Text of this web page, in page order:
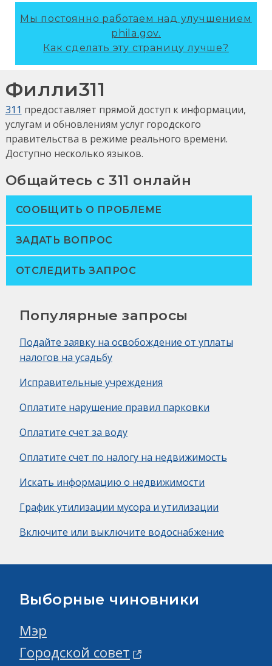
Мы постоянно работаем над улучшением
phila.gov.
Как сделать эту страницу лучше?
Филли311
311 предоставляет прямой доступ к информации,
услугам и обновлениям услуг городского
правительства в режиме реального времени.
Доступно несколько языков.
Общайтесь с 311 онлайн
СООБЩИТЬ О ПРОБЛЕМЕ
ЗАДАТЬ ВОПРОС
ОТСЛЕДИТЬ ЗАПРОС
Популярные запросы
Подайте заявку на освобождение от уплаты
налогов на усадьбу
Исправительные учреждения
Оплатите нарушение правил парковки
Оплатите счет за воду
Оплатите счет по налогу на недвижимость
Искать информацию о недвижимости
График утилизации мусора и утилизации
Включите или выключите водоснабжение
Выборные чиновники
Мэр
Городской совет